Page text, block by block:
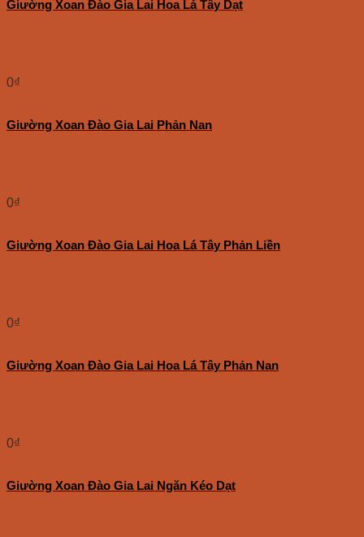
Giường Xoan Đào Gia Lai Hoa Lá Tây Dạt
0₫
Giường Xoan Đào Gia Lai Phản Nan
0₫
Giường Xoan Đào Gia Lai Hoa Lá Tây Phản Liền
0₫
Giường Xoan Đào Gia Lai Hoa Lá Tây Phản Nan
0₫
Giường Xoan Đào Gia Lai Ngăn Kéo Dạt